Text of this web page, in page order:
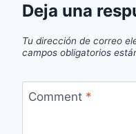
Deja una
Tu dirección de correo
campos obligatorios
Comment *